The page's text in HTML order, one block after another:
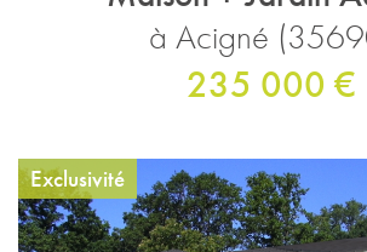
à Acigné
235 000 €
Exclusivité